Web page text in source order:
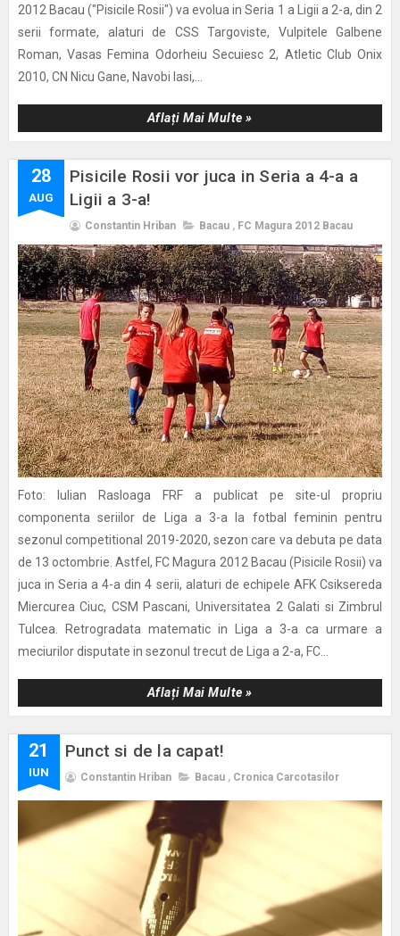
2012 Bacau ("Pisicile Rosii") va evolua in Seria 1 a Ligii a 2-a, din 2
serii formate, alaturi de CSS Targoviste, Vulpitele Galbene
Roman, Vasas Femina Odorheiu Secuiesc 2, Atletic Club Onix
2010, CN Nicu Gane, Navobi Iasi,...
Aflați Mai Multe »
28
AUG
Pisicile Rosii vor juca in Seria a 4-a a
Ligii a 3-a!
Constantin Hriban Bacau , FC Magura 2012 Bacau
Foto: Iulian Rasloaga FRF a publicat pe site-ul propriu
componenta seriilor de Liga a 3-a la fotbal feminin pentru
sezonul competitional 2019-2020, sezon care va debuta pe data
de 13 octombrie. Astfel, FC Magura 2012 Bacau (Pisicile Rosii) va
juca in Seria a 4-a din 4 serii, alaturi de echipele AFK Csiksereda
Miercurea Ciuc, CSM Pascani, Universitatea 2 Galati si Zimbrul
Tulcea. Retrogradata matematic in Liga a 3-a ca urmare a
meciurilor disputate in sezonul trecut de Liga a 2-a, FC...
Aflați Mai Multe »
21
IUN
Punct si de la capat!
Constantin Hriban Bacau , Cronica Carcotasilor